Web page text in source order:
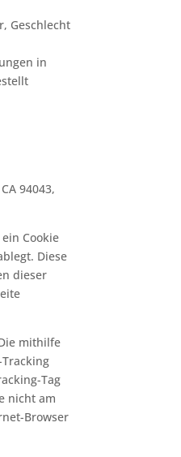
Geschlecht
in
94043,
Cookie
Diese
dieser
mithilfe
Tag
nicht am
Browser